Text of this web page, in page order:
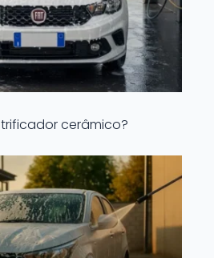
cerâmico?